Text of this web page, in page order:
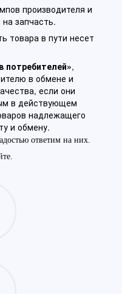
производителя и
запчасть.
товара в пути несет
потребителей»,
в обмене и
если они
в действующем
надлежащего
и обмену.
ответим на них.